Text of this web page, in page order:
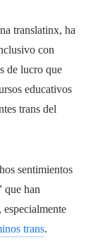
translatinx, ha
con
de lucro que
educativos
trans del
sentimientos
que han
trans.